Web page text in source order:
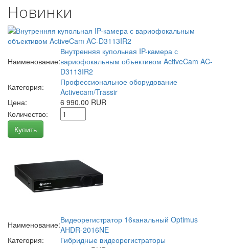
Новинки
Наименование:
Внутренняя купольная IP-камера с
вариофокальным объективом ActiveCam AC-
D3113IR2
Категория:
Профессиональное оборудование
Activecam/Trassir
Цена:
6 990.00 RUR
Количество:
Купить
Наименование:Видеорегистратор 16канальный Optimus
AHDR-2016NE
Категория:
Гибридные видеорегистраторы